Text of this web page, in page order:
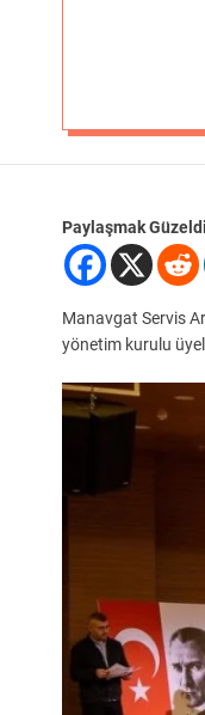
Paylaşmak
Manavgat Servis
yönetim kurulu